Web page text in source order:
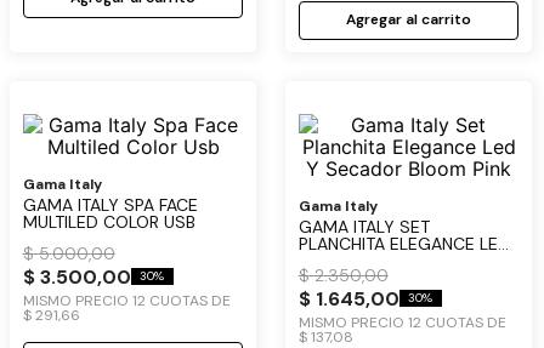
Agregar al carrito
Gama Italy
GAMA ITALY SPA FACE
MULTILED COLOR USB
$ 5.000,00
$ 3.500,00 30%
MISMO PRECIO 12 CUOTAS DE
$ 291,66
Gama Italy
GAMA ITALY SET
PLANCHITA ELEGANCE LED
$ 2.350,00
$ 1.645,00 30%
MISMO PRECIO 12 CUOTAS DE
$ 137,08